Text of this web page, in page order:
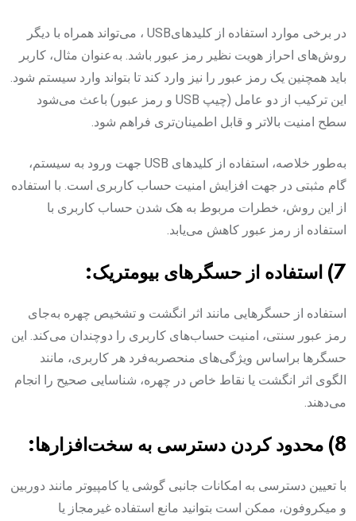
در برخی موارد استفاده از کلیدهایUSB ، می‌تواند همراه با دیگر
روش‌های احراز هویت نظیر رمز عبور باشد. به‌عنوان مثال، کاربر
باید همچنین یک رمز عبور را نیز وارد کند تا بتواند وارد سیستم شود.
این ترکیب از دو عامل (چیپ USB و رمز عبور) باعث می‌شود
سطح امنیت بالاتر و قابل اطمینان‌تری فراهم شود.
به‌طور خلاصه، استفاده از کلیدهای USB جهت ورود به سیستم،
گام مثبتی در جهت افزایش امنیت حساب کاربری است. با استفاده
از این روش، خطرات مربوط به هک شدن حساب کاربری با
استفاده از رمز عبور کاهش می‌یابد.
7) استفاده از حسگرهای بیومتریک:
استفاده از حسگرهایی مانند اثر انگشت و تشخیص چهره به‌جای
رمز عبور سنتی، امنیت حساب‌های کاربری را دوچندان می‌کند. این
حسگرها براساس ویژگی‌های منحصر‌به‌فرد هر کاربری، مانند
الگوی اثر انگشت یا نقاط خاص در چهره، شناسایی صحیح را انجام
می‌دهند.
8) محدود کردن دسترسی به سخت‌افزارها:
با تعیین دسترسی به امکانات جانبی گوشی یا کامپیوتر مانند دوربین
و میکروفون، ممکن است بتوانید مانع استفاده غیرمجاز یا